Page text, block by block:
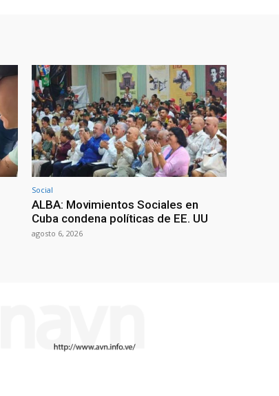
Social
ALBA: Movimientos Sociales en
Cuba condena políticas de EE. UU
agosto 6, 2026